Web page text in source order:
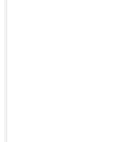
职业